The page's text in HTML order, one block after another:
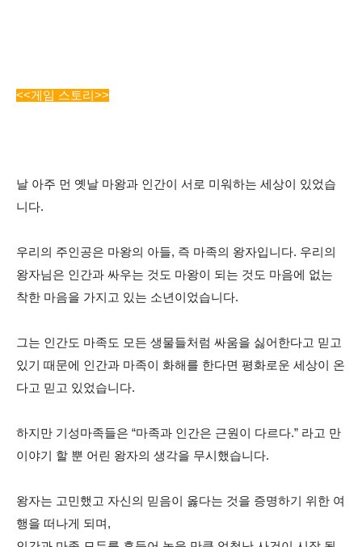
<<게임 스토리>>
날 아주 먼 옛날 마왕과 인간이 서로 미워하는 세상이 있었습
니다.
우리의 주인공은 마왕의 아들, 즉 마족의 왕자입니다. 우리의
왕자님은 인간과 싸우는 것도 마왕이 되는 것도 마음에 없는
착한 마음을 가지고 있는 소년이었습니다.
그는 인간도 마족도 모든 생물들처럼 싸움을 싫어한다고 믿고
있기 때문에 인간과 마족이 화해를 한다면 평화로운 세상이 온
다고 믿고 있었습니다.
하지만 기성마족들은 “마족과 인간은 근원이 다르다.” 라고 만
이야기 할 뿐 어린 왕자의 생각을 무시했습니다.
왕자는 고민했고 자신의 믿음이 옳다는 것을 증명하기 위한 여
행을 떠나게 되며,